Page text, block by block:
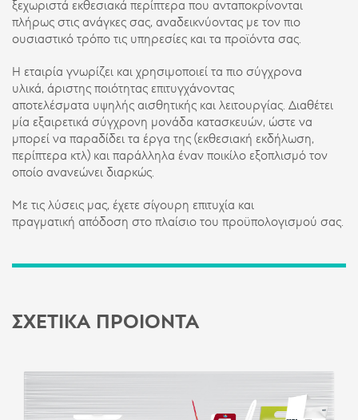
ξεχωριστά εκθεσιακά περίπτερα που ανταποκρίνονται
πλήρως στις ανάγκες σας, αναδεικνύοντας με τον πιο
ουσιαστικό τρόπο τις υπηρεσίες και τα προϊόντα σας.
Η εταιρία γνωρίζει και χρησιμοποιεί τα πιο σύγχρονα
υλικά, άριστης ποιότητας επιτυγχάνοντας
αποτελέσματα υψηλής αισθητικής και λειτουργίας. Διαθέτει
μία εξαιρετικά σύγχρονη μονάδα κατασκευών, ώστε να
μπορεί να παραδίδει τα έργα της (εκθεσιακή εκδήλωση,
περίπτερα κτλ) και παράλληλα έναν ποικίλο εξοπλισμό τον
οποίο ανανεώνει διαρκώς.
Με τις λύσεις μας, έχετε σίγουρη επιτυχία και
πραγματική απόδοση στο πλαίσιο του προϋπολογισμού σας.
ΣΧΕΤΙΚΑ ΠΡΟΙΟΝΤΑ